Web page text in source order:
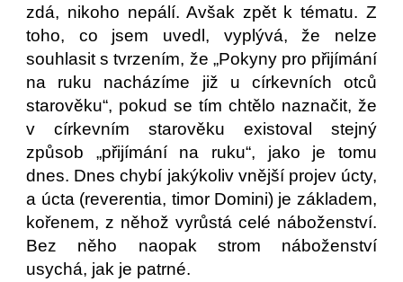
zdá, nikoho nepálí. Avšak zpět k tématu. Z
toho, co jsem uvedl, vyplývá, že nelze
souhlasit s tvrzením, že „Pokyny pro přijímání
na ruku nacházíme již u církevních otců
starověku“, pokud se tím chtělo naznačit, že
v církevním starověku existoval stejný
způsob „přijímání na ruku“, jako je tomu
dnes. Dnes chybí jakýkoliv vnější projev úcty,
a úcta (reverentia, timor Domini) je základem,
kořenem, z něhož vyrůstá celé náboženství.
Bez něho naopak strom náboženství
usychá, jak je patrné.